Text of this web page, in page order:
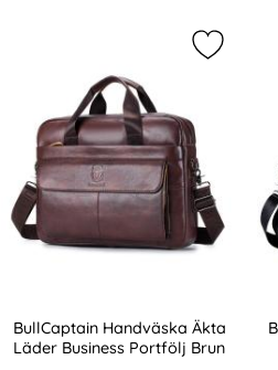
BullCaptain Handväska Äkta
Läder Business Portfölj Brun
Markera